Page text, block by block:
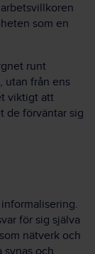
som en
runt
utan från ens
viktigt att
de förväntar sig
för sig själva
nätverk och
synas och